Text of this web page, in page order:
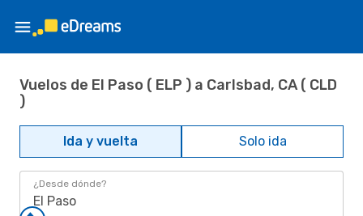
Vuelos de El Paso ( ELP ) a Carlsbad, CA ( CLD
)
Ida y vuelta Solo ida
¿Desde dónde?
El Paso